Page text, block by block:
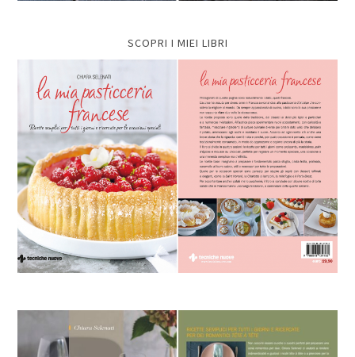
SCOPRI I MIEI LIBRI